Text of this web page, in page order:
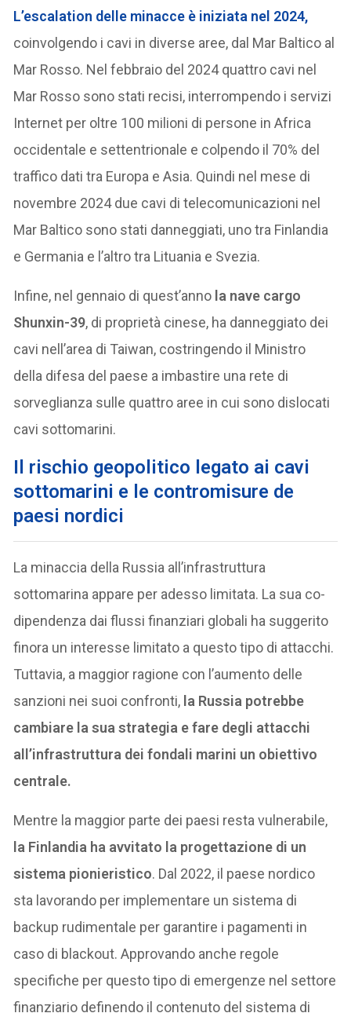
L’escalation delle minacce è iniziata nel 2024,
coinvolgendo i cavi in diverse aree, dal Mar Baltico al
Mar Rosso. Nel febbraio del 2024 quattro cavi nel
Mar Rosso sono stati recisi, interrompendo i servizi
Internet per oltre 100 milioni di persone in Africa
occidentale e settentrionale e colpendo il 70% del
traffico dati tra Europa e Asia. Quindi nel mese di
novembre 2024 due cavi di telecomunicazioni nel
Mar Baltico sono stati danneggiati, uno tra Finlandia
e Germania e l’altro tra Lituania e Svezia.
Infine, nel gennaio di quest’anno la nave cargo
Shunxin-39, di proprietà cinese, ha danneggiato dei
cavi nell’area di Taiwan, costringendo il Ministro
della difesa del paese a imbastire una rete di
sorveglianza sulle quattro aree in cui sono dislocati
cavi sottomarini.
Il rischio geopolitico legato ai cavi
sottomarini e le contromisure de
paesi nordici
La minaccia della Russia all’infrastruttura
sottomarina appare per adesso limitata. La sua co-
dipendenza dai flussi finanziari globali ha suggerito
finora un interesse limitato a questo tipo di attacchi.
Tuttavia, a maggior ragione con l’aumento delle
sanzioni nei suoi confronti, la Russia potrebbe
cambiare la sua strategia e fare degli attacchi
all’infrastruttura dei fondali marini un obiettivo
centrale.
Mentre la maggior parte dei paesi resta vulnerabile,
la Finlandia ha avvitato la progettazione di un
sistema pionieristico. Dal 2022, il paese nordico
sta lavorando per implementare un sistema di
backup rudimentale per garantire i pagamenti in
caso di blackout. Approvando anche regole
specifiche per questo tipo di emergenze nel settore
finanziario definendo il contenuto del sistema di